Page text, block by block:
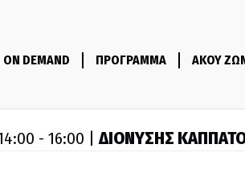
ON DEMAND ΠΡΟΓΡΑΜΜΑ ΑΚΟΥ
- 16:00 |ΔΙΟΝΥΣΗΣ